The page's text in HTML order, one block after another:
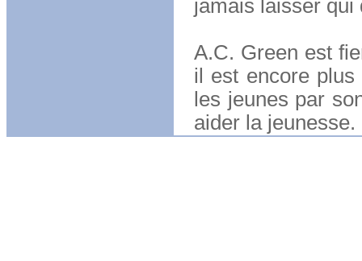
jamais laisser qui
A.C. Green est
il est encore
les jeunes par
aider la jeunesse.